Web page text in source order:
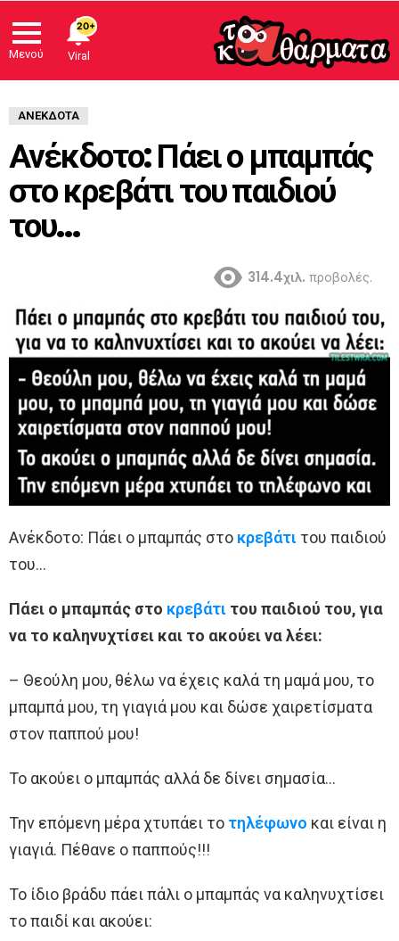
Μενού
ΑΝΈΚΔΟΤΑ
Ανέκδοτο: Πάει ο μπαμπάς
στο κρεβάτι του παιδιού
του…
314.4χιλ. προβολές.
Ανέκδοτο: Πάει ο μπαμπάς στο κρεβάτι του παιδιού
του…
Πάει ο μπαμπάς στο κρεβάτι του παιδιού του, για
να το καληνυχτίσει και το ακούει να λέει:
– Θεούλη μου, θέλω να έχεις καλά τη μαμά μου, το
μπαμπά μου, τη γιαγιά μου και δώσε χαιρετίσματα
στον παππού μου!
Το ακούει ο μπαμπάς αλλά δε δίνει σημασία…
Την επόμενη μέρα χτυπάει το τηλέφωνο και είναι η
γιαγιά. Πέθανε ο παππούς!!!
Το ίδιο βράδυ πάει πάλι ο μπαμπάς να καληνυχτίσει
το παιδί και ακούει:
20+
Viral